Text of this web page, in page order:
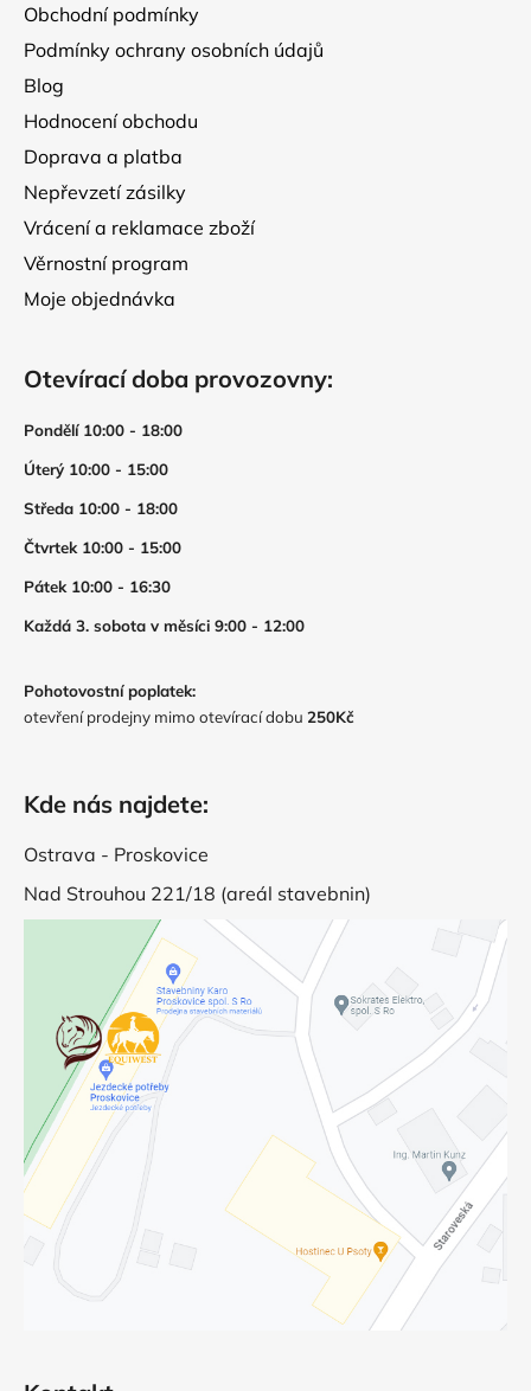
Obchodní podmínky
Podmínky ochrany osobních údajů
Blog
Hodnocení obchodu
Doprava a platba
Nepřevzetí zásilky
Vrácení a reklamace zboží
Věrnostní program
Moje objednávka
Otevírací doba provozovny:
Pondělí 10:00 - 18:00
Úterý 10:00 - 15:00
Středa 10:00 - 18:00
Čtvrtek 10:00 - 15:00
Pátek 10:00 - 16:30
Každá 3. sobota v měsíci 9:00 - 12:00
Pohotovostní poplatek:
otevření prodejny mimo otevírací dobu 250Kč
Kde nás najdete:
Ostrava - Proskovice
Nad Strouhou 221/18 (areál stavebnin)